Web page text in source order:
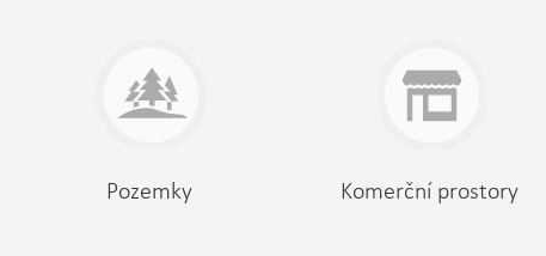
Pozemky Komerční prostory